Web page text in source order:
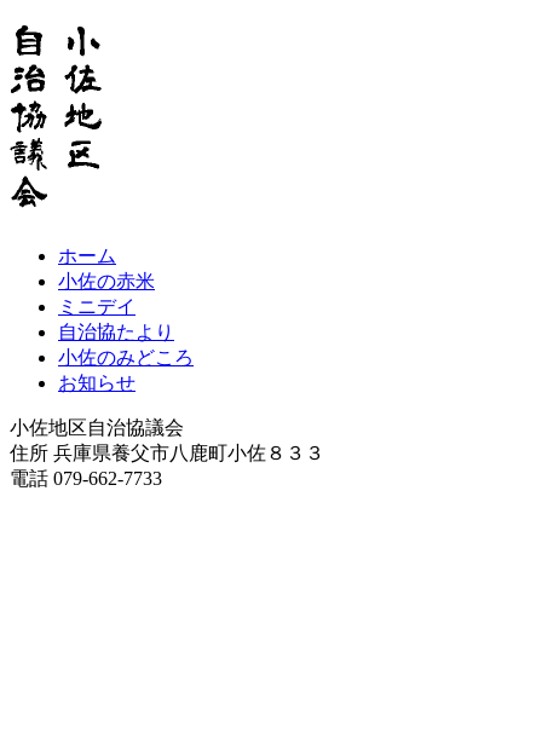
ホーム
小佐の赤米
ミニデイ
自治協たより
小佐のみどころ
お知らせ
小佐地区自治協議会
住所 兵庫県養父市八鹿町小佐８３３
電話 079-662-7733